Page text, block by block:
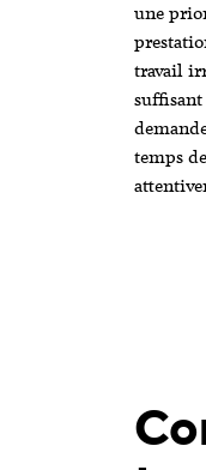
une
travail
temps